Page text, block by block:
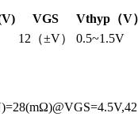
VGS Vthyp（V）
12（±V） 0.5~1.5V